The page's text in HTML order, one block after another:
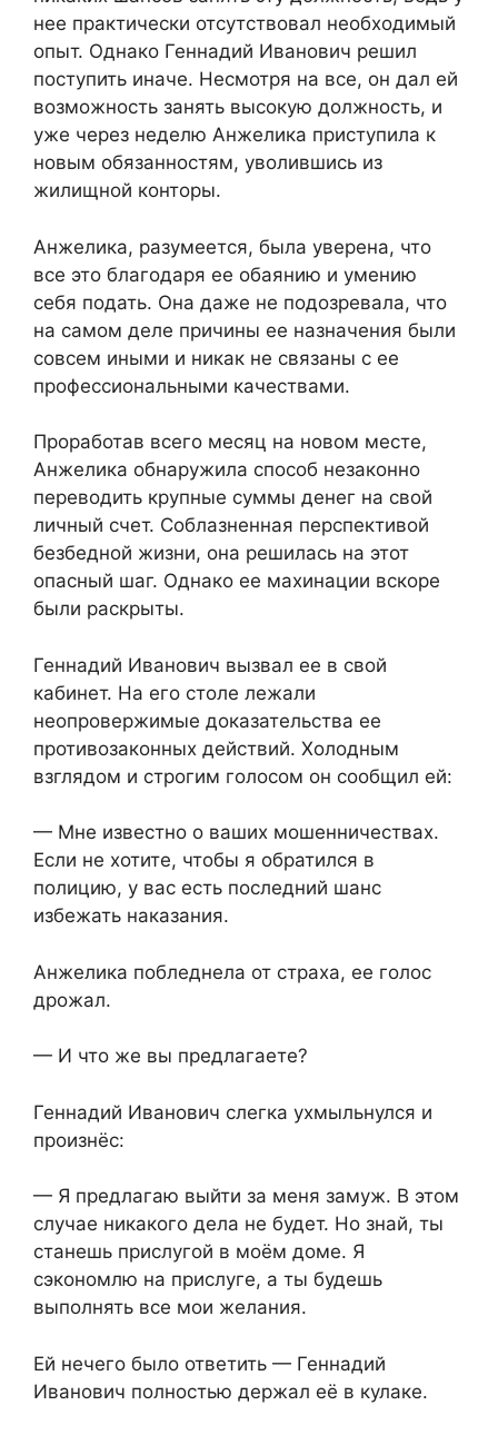
нее практически отсутствовал необходимый
опыт. Однако Геннадий Иванович решил
поступить иначе. Несмотря на все, он дал ей
возможность занять высокую должность, и
уже через неделю Анжелика приступила к
новым обязанностям, уволившись из
жилищной конторы.
Анжелика, разумеется, была уверена, что
все это благодаря ее обаянию и умению
себя подать. Она даже не подозревала, что
на самом деле причины ее назначения были
совсем иными и никак не связаны с ее
профессиональными качествами.
Проработав всего месяц на новом месте,
Анжелика обнаружила способ незаконно
переводить крупные суммы денег на свой
личный счет. Соблазненная перспективой
безбедной жизни, она решилась на этот
опасный шаг. Однако ее махинации вскоре
были раскрыты.
Геннадий Иванович вызвал ее в свой
кабинет. На его столе лежали
неопровержимые доказательства ее
противозаконных действий. Холодным
взглядом и строгим голосом он сообщил ей:
— Мне известно о ваших мошенничествах.
Если не хотите, чтобы я обратился в
полицию, у вас есть последний шанс
избежать наказания.
Анжелика побледнела от страха, ее голос
дрожал.
— И что же вы предлагаете?
Геннадий Иванович слегка ухмыльнулся и
произнёс:
— Я предлагаю выйти за меня замуж. В этом
случае никакого дела не будет. Но знай, ты
станешь прислугой в моём доме. Я
сэкономлю на прислуге, а ты будешь
выполнять все мои желания.
Ей нечего было ответить — Геннадий
Иванович полностью держал её в кулаке.